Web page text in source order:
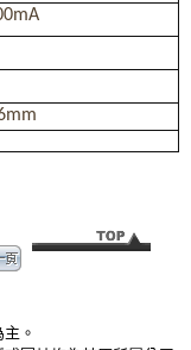
。